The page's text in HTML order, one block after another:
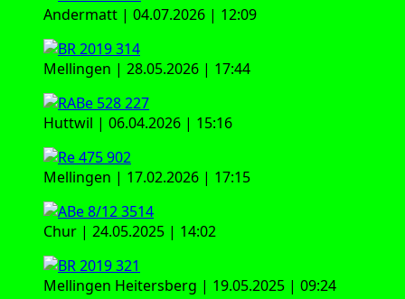
Andermatt | 04.07.2026 | 12:09
Mellingen | 28.05.2026 | 17:44
Huttwil | 06.04.2026 | 15:16
Mellingen | 17.02.2026 | 17:15
Chur | 24.05.2025 | 14:02
Mellingen Heitersberg | 19.05.2025 | 09:24